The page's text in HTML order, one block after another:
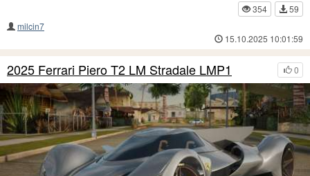
354
59
milcin7
15.10.2025 10:01:59
0
2025 Ferrari Piero T2 LM Stradale LMP1